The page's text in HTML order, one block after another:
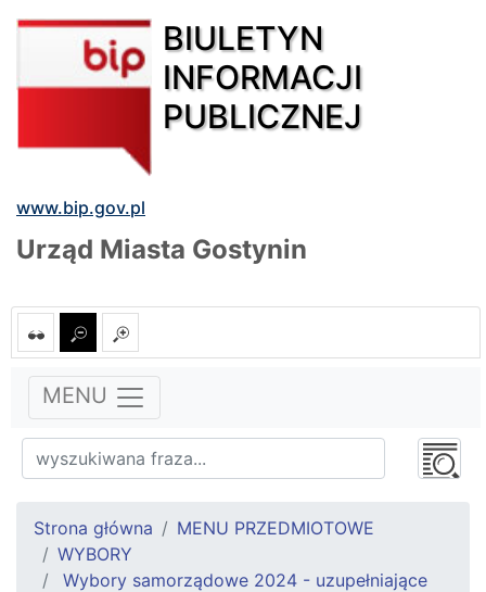
BIULETYN
INFORMACJI
PUBLICZNEJ
www.bip.gov.pl
Urząd Miasta Gostynin
MENU
Strona główna
MENU PRZEDMIOTOWE
WYBORY
Wybory samorządowe 2024 - uzupełniające